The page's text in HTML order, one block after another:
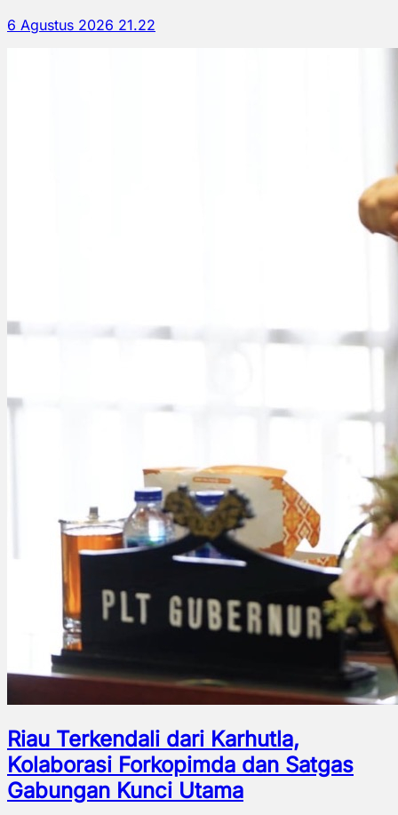
6 Agustus 2026 21.22
Riau Terkendali dari Karhutla,
Kolaborasi Forkopimda dan Satgas
Gabungan Kunci Utama